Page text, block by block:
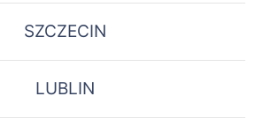
SZCZECIN
LUBLIN